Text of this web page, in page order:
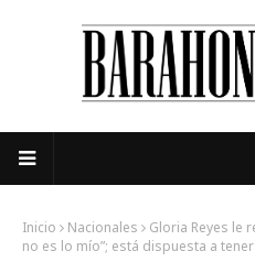
Inicio Nacionales
Gloria Reyes le
no es lo mío”; está dispuesta a